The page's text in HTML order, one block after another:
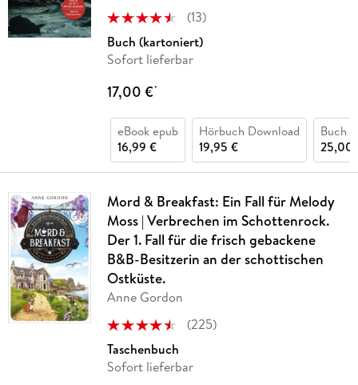
(13)
Buch (kartoniert)
Sofort lieferbar
17,00 €*
eBook epub
16,99 €
Hörbuch Download
19,95 €
Buch
25,00
Mord & Breakfast: Ein Fall für Melody
Moss | Verbrechen im Schottenrock.
Der 1. Fall für die frisch gebackene
B&B-Besitzerin an der schottischen
Ostküste.
Anne Gordon
(225)
Taschenbuch
Sofort lieferbar